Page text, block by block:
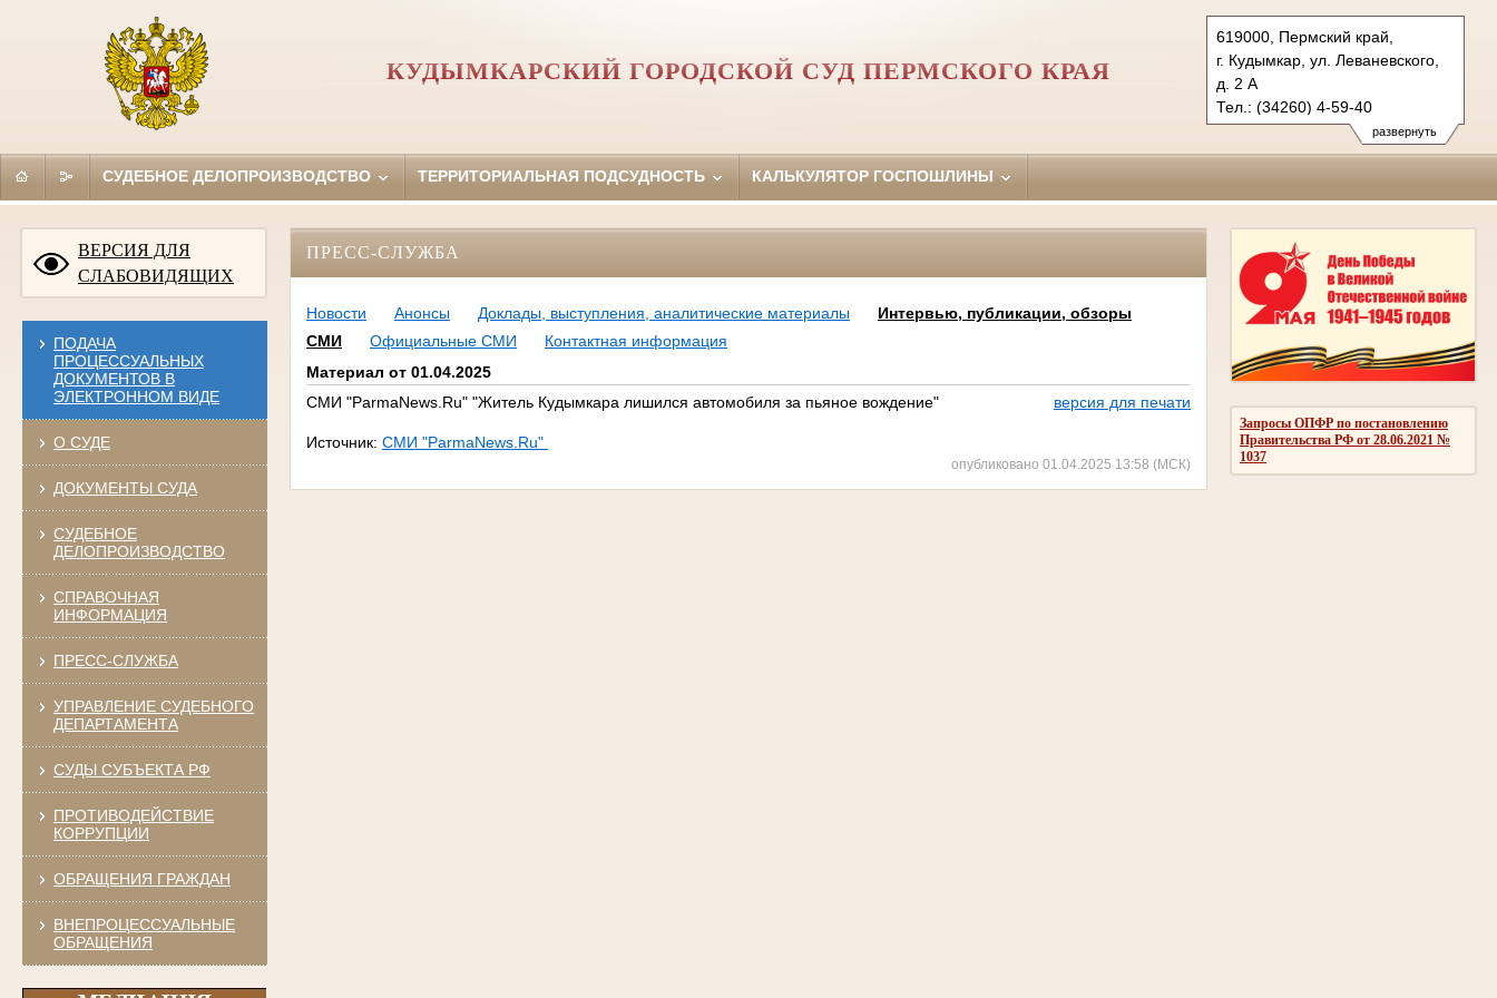
развернуть
619000, Пермский край,
г. Кудымкар, ул. Леваневского,
д. 2 А
Тел.: (34260) 4-59-40
kudymkarsky.kpo@sudrf.ru
КУДЫМКАРСКИЙ ГОРОДСКОЙ СУД ПЕРМСКОГО КРАЯ
СУДЕБНОЕ ДЕЛОПРОИЗВОДСТВО ТЕРРИТОРИАЛЬНАЯ ПОДСУДНОСТЬ КАЛЬКУЛЯТОР ГОСПОШЛИНЫ
ВЕРСИЯ ДЛЯ
СЛАБОВИДЯЩИХ
ПОДАЧА
ПРОЦЕССУАЛЬНЫХ
ДОКУМЕНТОВ В
ЭЛЕКТРОННОМ ВИДЕ
О СУДЕ
ДОКУМЕНТЫ СУДА
СУДЕБНОЕ
ДЕЛОПРОИЗВОДСТВО
СПРАВОЧНАЯ
ИНФОРМАЦИЯ
ПРЕСС-СЛУЖБА
УПРАВЛЕНИЕ СУДЕБНОГО
ДЕПАРТАМЕНТА
СУДЫ СУБЪЕКТА РФ
ПРОТИВОДЕЙСТВИЕ
КОРРУПЦИИ
ОБРАЩЕНИЯ ГРАЖДАН
ВНЕПРОЦЕССУАЛЬНЫЕ
ОБРАЩЕНИЯ
Запросы ОПФР по постановлению
Правительства РФ от 28.06.2021 №
1037
ПРЕСС-СЛУЖБА
Новости Анонсы Доклады, выступления, аналитические материалы
Интервью, публикации, обзоры
СМИ
Официальные СМИ
Контактная информация
Материал от 01.04.2025
СМИ "ParmaNews.Ru" "Житель Кудымкара лишился автомобиля за пьяное вождение"
версия для печати
Источник: СМИ "ParmaNews.Ru"
опубликовано 01.04.2025 13:58 (МСК)